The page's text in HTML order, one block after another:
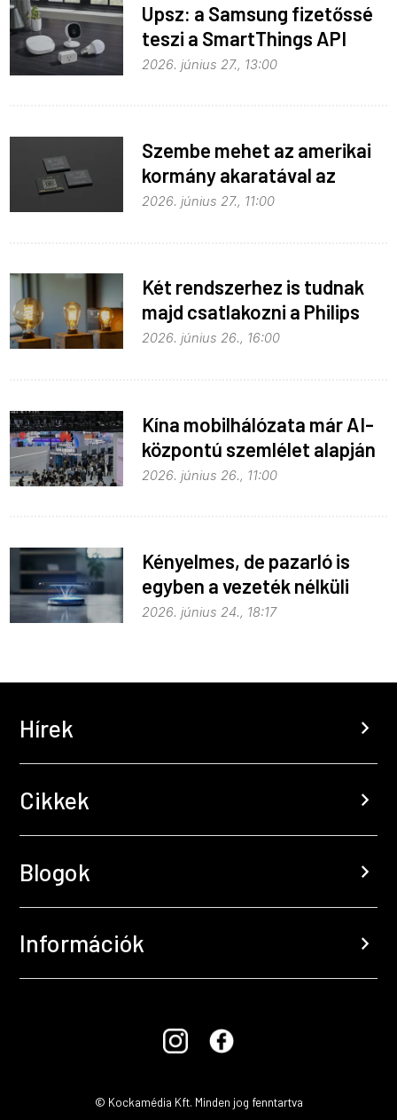
Upsz: a Samsung fizetőssé
teszi a SmartThings API
hozzáférést
2026. június 27., 13:00
Szembe mehet az amerikai
kormány akaratával az
Apple
2026. június 27., 11:00
Két rendszerhez is tudnak
majd csatlakozni a Philips
Hue égők
2026. június 26., 16:00
Kína mobilhálózata már AI-
központú szemlélet alapján
fejlődik
2026. június 26., 11:00
Kényelmes, de pazarló is
egyben a vezeték nélküli
töltés
2026. június 24., 18:17
Hírek chevron_right
Cikkek chevron_right
Blogok chevron_right
Információk chevron_right
© Kockamédia Kft. Minden jog fenntartva